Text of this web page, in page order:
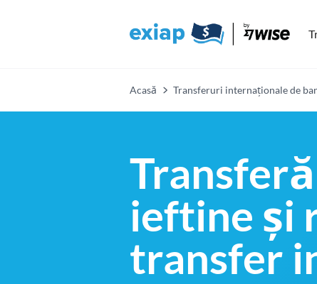
Acasă Transferuri internaționale de
ieftine și
transfer